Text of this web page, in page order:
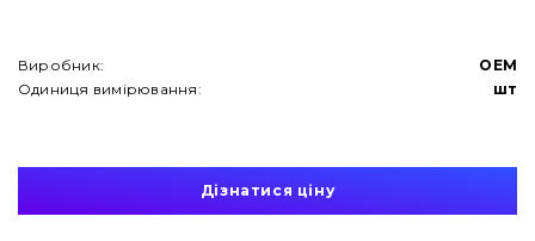
Виробник:
OEM
Одиниця вимірювання:
шт
Дізнатися ціну